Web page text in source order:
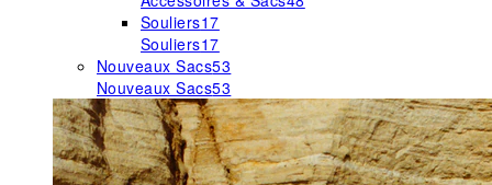
Souliers17
Souliers17
Nouveaux Sacs53
Nouveaux Sacs53